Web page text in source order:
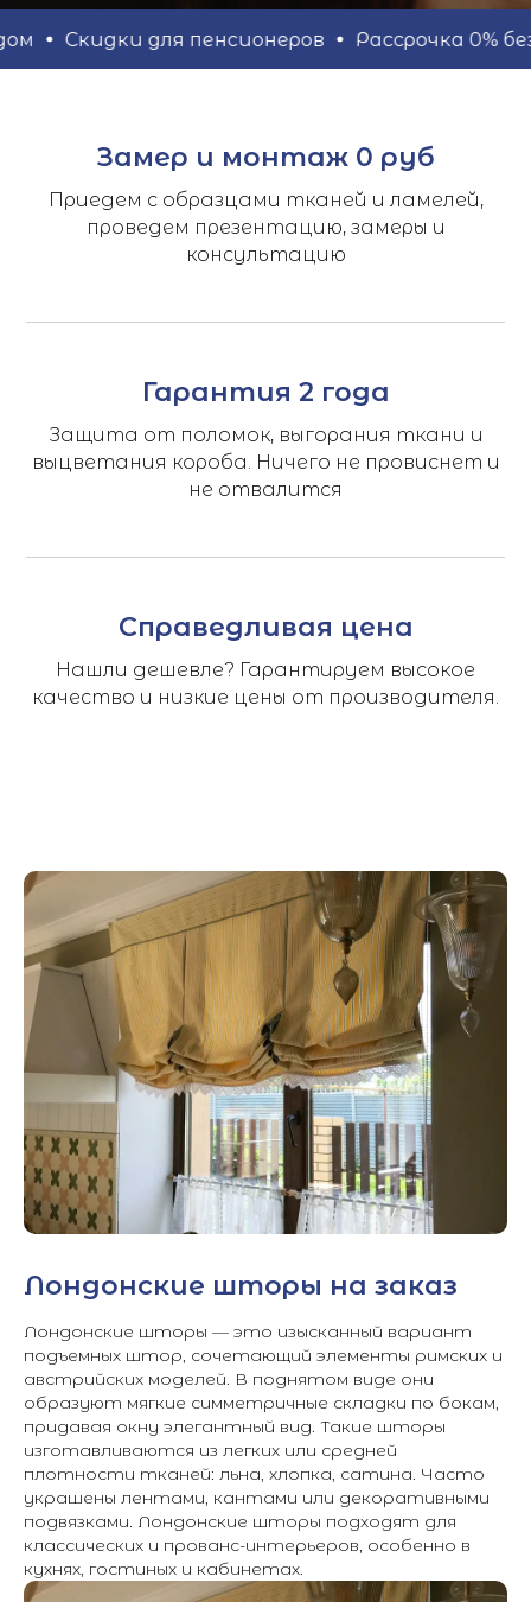
для пенсионеров Рассрочка 0% без справок
Замер и монтаж 0 руб
Приедем с образцами тканей и ламелей,
проведем презентацию, замеры и
консультацию
Гарантия 2 года
Защита от поломок, выгорания ткани и
выцветания короба. Ничего не провиснет и
не отвалится
Справедливая цена
Нашли дешевле? Гарантируем высокое
качество и низкие цены от производителя.
Лондонские шторы на заказ
Лондонские шторы — это изысканный вариант
подъемных штор, сочетающий элементы римских и
австрийских моделей. В поднятом виде они
образуют мягкие симметричные складки по бокам,
придавая окну элегантный вид. Такие шторы
изготавливаются из легких или средней
плотности тканей: льна, хлопка, сатина. Часто
украшены лентами, кантами или декоративными
подвязками. Лондонские шторы подходят для
классических и прованс-интерьеров, особенно в
кухнях, гостиных и кабинетах.